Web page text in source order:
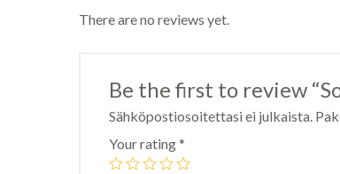
There are no reviews yet.
Be the first to review
Sähköpostiosoitettasi ei julkaista.
Your rating*